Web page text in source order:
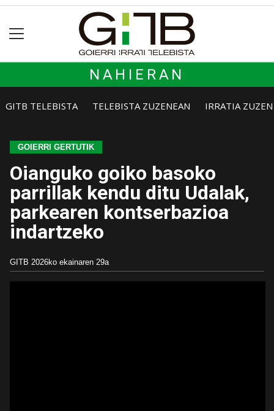
NAHIERAN
GITB TELEBISTA TELEBISTA ZUZENEAN IRRATIA
GOIERRI GERTUTIK
Oianguko goiko basoko
parrillak kendu ditu Udalak,
parkearen kontserbazioa
indartzeko
GITB 2026ko ekainaren 29a